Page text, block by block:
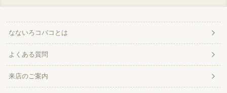
なないろコバコとは
よくある質問
来店のご案内